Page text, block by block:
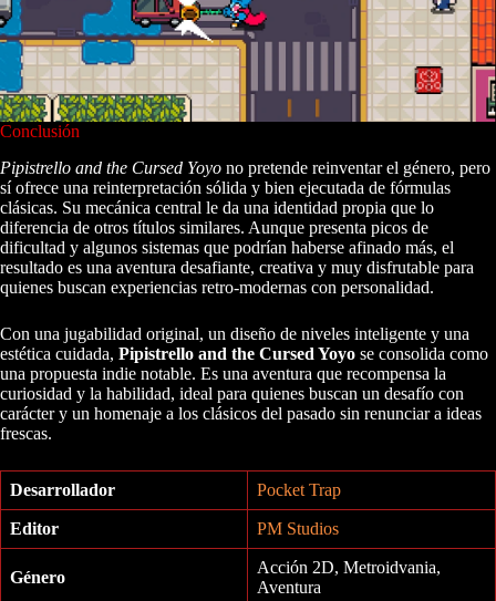
Conclusión
Pipistrello and the Cursed Yoyo no pretende reinventar el género, pero
sí ofrece una reinterpretación sólida y bien ejecutada de fórmulas
clásicas. Su mecánica central le da una identidad propia que lo
diferencia de otros títulos similares. Aunque presenta picos de
dificultad y algunos sistemas que podrían haberse afinado más, el
resultado es una aventura desafiante, creativa y muy disfrutable para
quienes buscan experiencias retro-modernas con personalidad.
Con una jugabilidad original, un diseño de niveles inteligente y una
estética cuidada, Pipistrello and the Cursed Yoyo se consolida como
una propuesta indie notable. Es una aventura que recompensa la
curiosidad y la habilidad, ideal para quienes buscan un desafío con
carácter y un homenaje a los clásicos del pasado sin renunciar a ideas
frescas.
Desarrollador Pocket Trap
Editor PM Studios
Género
Acción 2D, Metroidvania,
Aventura